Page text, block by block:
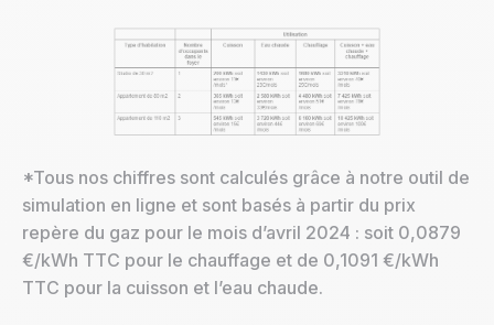
*Tous nos chiffres sont calculés grâce à notre outil de
simulation en ligne et sont basés à partir du prix
repère du gaz pour le mois d’avril 2024 : soit 0,0879
€/kWh TTC pour le chauffage et de 0,1091 €/kWh
TTC pour la cuisson et l’eau chaude.